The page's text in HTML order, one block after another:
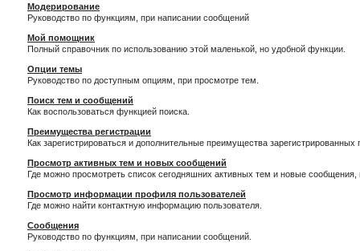
Модерирование
Руководство по функциям, при написании сообщений
Мой помощник
Полный справочник по использованию этой маленькой, но удобной функции.
Опции темы
Руководство по доступным опциям, при просмотре тем.
Поиск тем и сообщений
Как воспользоваться функцией поиска.
Преимущества регистрации
Как зарегистрироваться и дополнительные преимущества зарегистрированных
Просмотр активных тем и новых сообщений
Где можно просмотреть список сегодняшних активных тем и новые
Просмотр информации профиля пользователей
Где можно найти контактную информацию пользователя.
Сообщения
Руководство по функциям, при написании сообщений.